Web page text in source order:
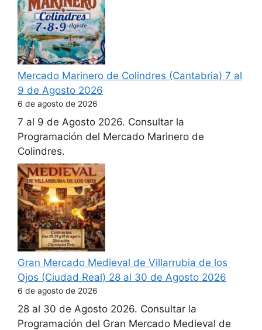
Mercado Marinero de Colindres (Cantabria) 7 al
9 de Agosto 2026
6 de agosto de 2026
7 al 9 de Agosto 2026. Consultar la
Programación del Mercado Marinero de
Colindres.
Gran Mercado Medieval de Villarrubia de los
Ojos (Ciudad Real) 28 al 30 de Agosto 2026
6 de agosto de 2026
28 al 30 de Agosto 2026. Consultar la
Programación del Gran Mercado Medieval de